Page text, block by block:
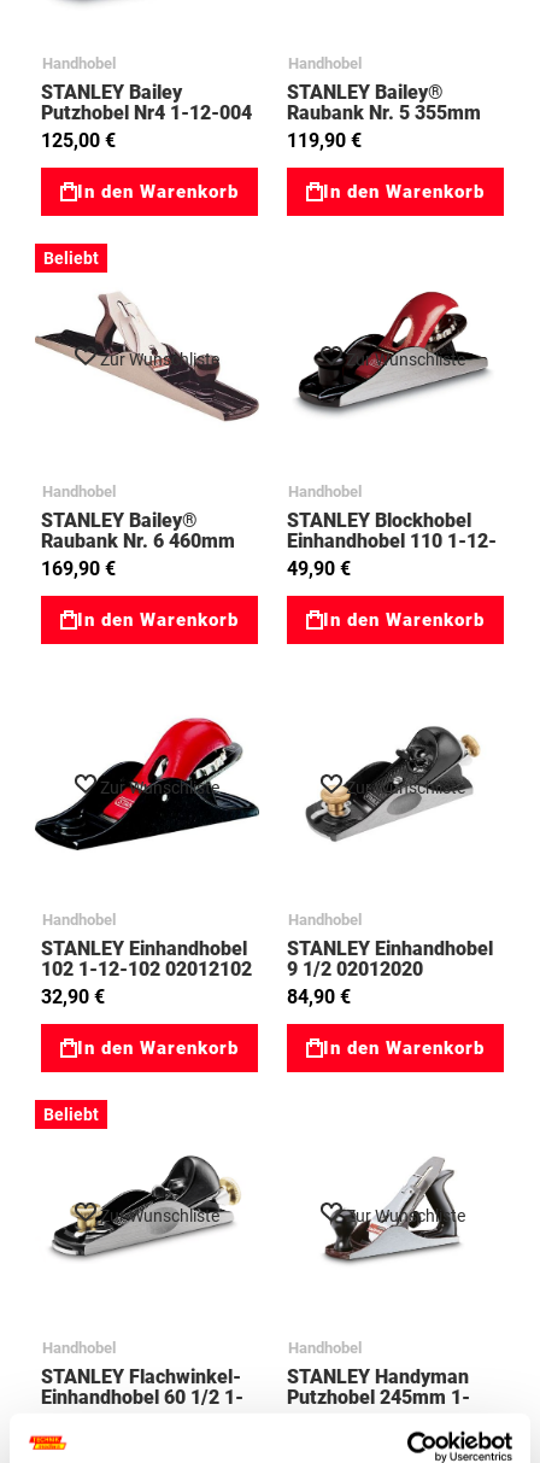
Handhobel
STANLEY Bailey
Putzhobel Nr4 1-12-004
125,00 €
In den Warenkorb
Handhobel
STANLEY Bailey®
Raubank Nr. 5 355mm
1-12-005 2012005
119,90 €
In den Warenkorb
Zur Wunschliste
Beliebt
Handhobel
STANLEY Bailey®
Raubank Nr. 6 460mm
1-12-006 2012006
169,90 €
In den Warenkorb
Zur Wunschliste
Handhobel
STANLEY Blockhobel
Einhandhobel 110 1-12-
116 02012116
49,90 €
In den Warenkorb
Zur Wunschliste
Handhobel
STANLEY Einhandhobel
102 1-12-102 02012102
32,90 €
In den Warenkorb
Zur Wunschliste
Handhobel
STANLEY Einhandhobel
9 1/2 02012020
84,90 €
In den Warenkorb
Zur Wunschliste
Beliebt
Handhobel
STANLEY Flachwinkel-
Einhandhobel 60 1/2 1-
Zur Wunschliste
Handhobel
STANLEY Handyman
Putzhobel 245mm 1-